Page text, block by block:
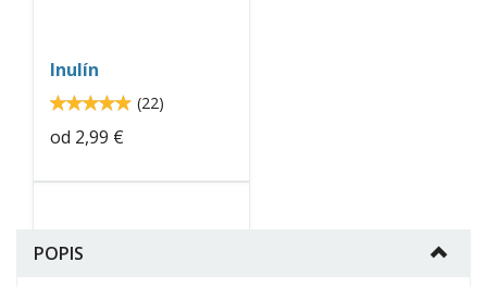
Inulín
4.909094.9
(22)
od 2,99 €
kasa-
POPIS